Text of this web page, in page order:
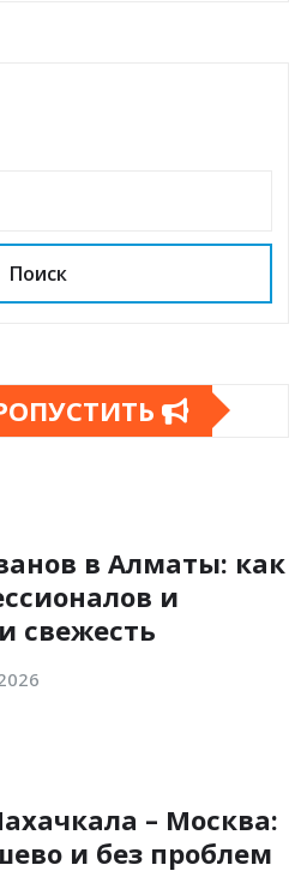
Поиск
в Алматы: как
и
свежесть
– Москва:
и без проблем